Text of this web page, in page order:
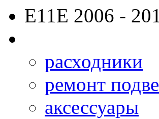
E11E 2006 -
расходники
ремонт
аксессуары